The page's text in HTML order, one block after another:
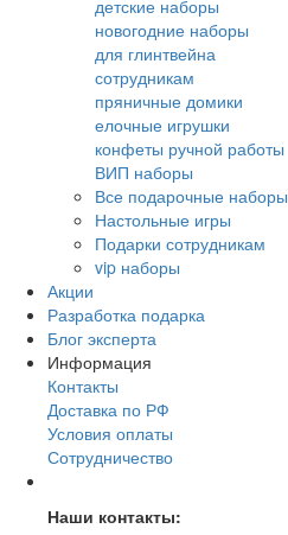
детские наборы
новогодние наборы
для глинтвейна
сотрудникам
пряничные домики
елочные игрушки
конфеты ручной работы
ВИП наборы
Все подарочные наборы
Настольные игры
Подарки сотрудникам
vip наборы
Акции
Разработка подарка
Блог эксперта
Информация
Контакты
Доставка по РФ
Условия оплаты
Сотрудничество
Наши контакты: